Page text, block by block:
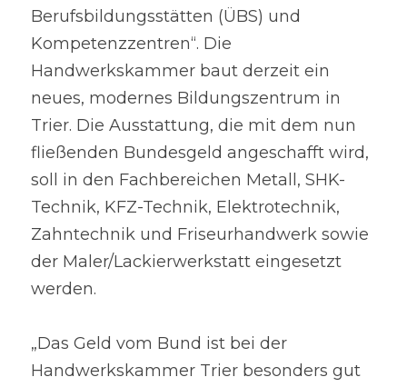
Berufsbildungsstätten (ÜBS) und
Kompetenzzentren“. Die
Handwerkskammer baut derzeit ein
neues, modernes Bildungszentrum in
Trier. Die Ausstattung, die mit dem nun
fließenden Bundesgeld angeschafft wird,
soll in den Fachbereichen Metall, SHK-
Technik, KFZ-Technik, Elektrotechnik,
Zahntechnik und Friseurhandwerk sowie
der Maler/Lackierwerkstatt eingesetzt
werden.
„Das Geld vom Bund ist bei der
Handwerkskammer Trier besonders gut